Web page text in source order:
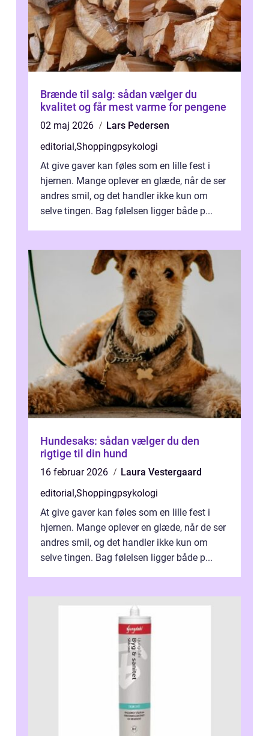
Brænde til salg: sådan vælger du
kvalitet og får mest varme for pengene
02 maj 2026
Lars Pedersen
editorial,Shoppingpsykologi
At give gaver kan føles som en lille fest i
hjernen. Mange oplever en glæde, når de ser
andres smil, og det handler ikke kun om
selve tingen. Bag følelsen ligger både p...
Hundesaks: sådan vælger du den
rigtige til din hund
16 februar 2026
Laura Vestergaard
editorial,Shoppingpsykologi
At give gaver kan føles som en lille fest i
hjernen. Mange oplever en glæde, når de ser
andres smil, og det handler ikke kun om
selve tingen. Bag følelsen ligger både p...